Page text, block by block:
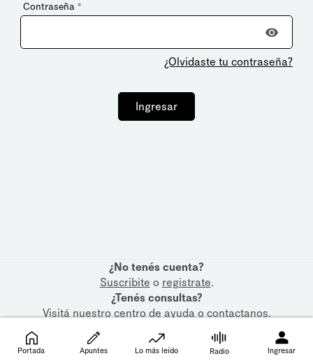
Contraseña *
¿Olvidaste tu contraseña?
Ingresar
¿No tenés cuenta?
Suscribite o registrate.
¿Tenés consultas?
Visitá nuestrocentro de ayudaocontactanos.
Portada Apuntes Lo más leído Radio Ingresar